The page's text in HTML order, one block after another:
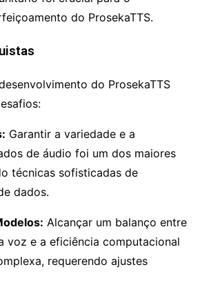
do ProsekaTTS.
do ProsekaTTS
Garantir a variedade e a
de áudio foi um dos maiores
técnicas sofisticadas de
dados.
Alcançar um balanço entre
voz e a eficiência computacional
requerendo ajustes